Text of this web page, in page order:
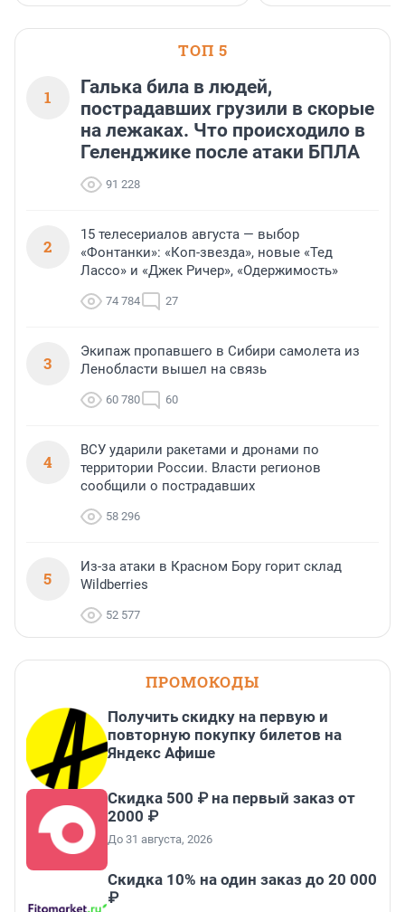
ТОП 5
1
Галька била в людей,
пострадавших грузили в скорые
на лежаках. Что происходило в
Геленджике после атаки БПЛА
91 228
2
15 телесериалов августа — выбор
«Фонтанки»: «Коп-звезда», новые «Тед
Лассо» и «Джек Ричер», «Одержимость»
74 784 27
3
Экипаж пропавшего в Сибири самолета из
Ленобласти вышел на связь
60 780 60
4
ВСУ ударили ракетами и дронами по
территории России. Власти регионов
сообщили о пострадавших
58 296
5
Из-за атаки в Красном Бору горит склад
Wildberries
52 577
ПРОМОКОДЫ
Получить скидку на первую и
повторную покупку билетов на
Яндекс Афише
Скидка 500 ₽ на первый заказ от
2000 ₽
До 31 августа, 2026
Скидка 10% на один заказ до 20 000
₽